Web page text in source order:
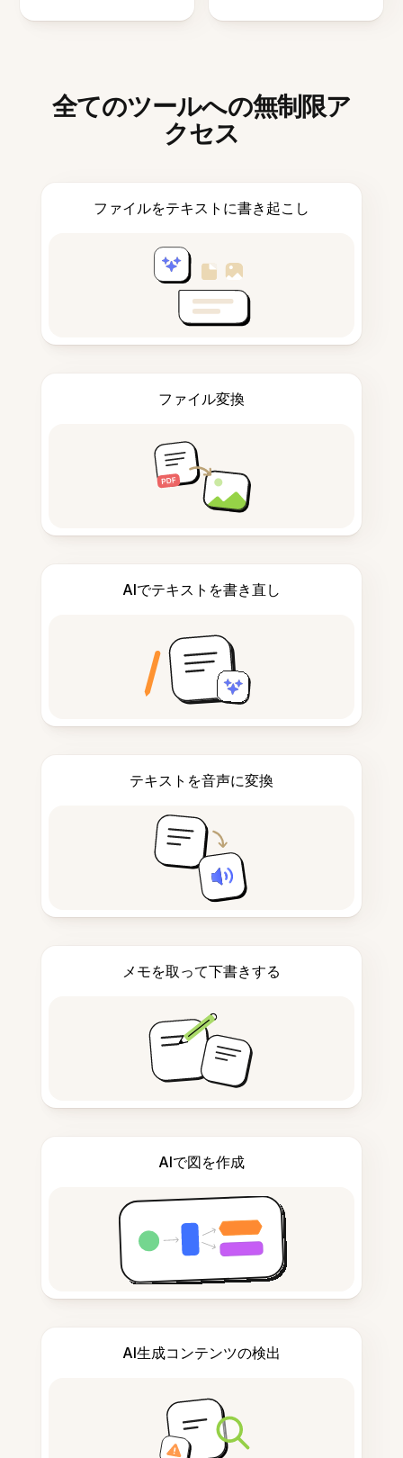
全てのツールへの無制限ア
クセス
ファイルをテキストに書き起こし
ファイル変換
AIでテキストを書き直し
テキストを音声に変換
メモを取って下書きする
AIで図を作成
AI生成コンテンツの検出